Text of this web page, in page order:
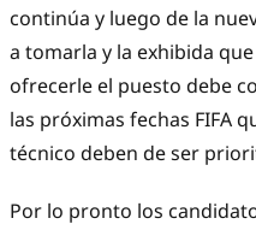
continúa y luego de la
a tomarla y la exhibida
ofrecerle el puesto debe
las próximas fechas FIFA
técnico deben de ser
Por lo pronto los